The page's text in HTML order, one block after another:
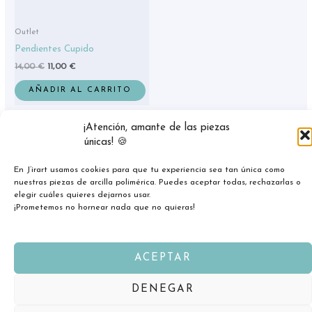
¡Atención, amante de las piezas
únicas! 🍪
En J’irart usamos cookies para que tu experiencia sea tan única como
nuestras piezas de arcilla polimérica. Puedes aceptar todas, rechazarlas o
elegir cuáles quieres dejarnos usar.
¡Prometemos no hornear nada que no quieras!
ACEPTAR
DENEGAR
Outlet
Pendientes Cupido
14,00€ 11,00 €
AÑADIR AL CARRITO
Copyright © 2026 jirart.com